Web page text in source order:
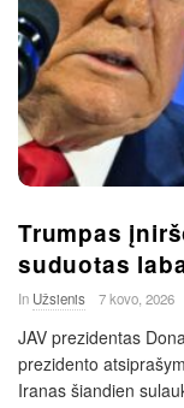
Trumpas
suduotas
In Užsienis 7 kovo, 2026
JAV prezidentas
prezidento
Iranas šiandien